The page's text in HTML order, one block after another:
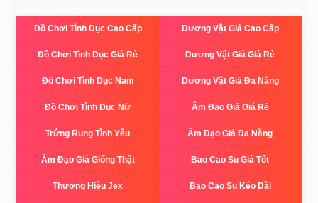
Đồ Chơi Tình Dục Cao Cấp Dương Vật Giả Cao Cấp
Đồ Chơi Tình Dục Giá Rẻ Dương Vật Giả Giá Rẻ
Đồ Chơi Tình Dục Nam Dương Vật Giả Đa Năng
Đồ Chơi Tình Dục Nữ Âm Đạo Giả Giá Rẻ
Trứng Rung Tình Yêu Âm Đạo Giả Đa Năng
Âm Đạo Giả Giống Thật Bao Cao Su Giá Tốt
Thương Hiệu Jex Bao Cao Su Kéo Dài